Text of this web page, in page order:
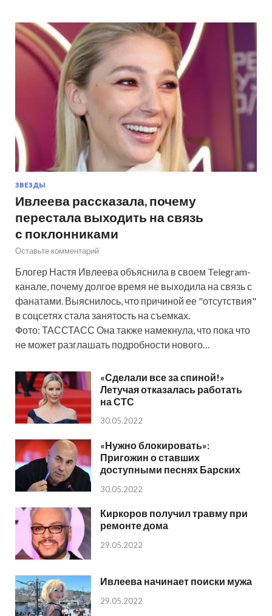
ЗВЕЗДЫ
Ивлеева рассказала, почему
перестала выходить на связь
с поклонниками
Оставьте комментарий
Блогер Настя Ивлеева объяснила в своем Telegram-
канале, почему долгое время не выходила на связь с
фанатами. Выяснилось, что причиной ее "отсутствия"
в соцсетях стала занятость на съемках.
Фото: ТАССТАСС Она также намекнула, что пока что
не может разглашать подробности нового…
«Сделали все за спиной!»
Летучая отказалась работать
на СТС
30.05.2022
«Нужно блокировать»:
Пригожин о ставших
доступными песнях Барских
30.05.2022
Киркоров получил травму при
ремонте дома
29.05.2022
Ивлеева начинает поиски мужа
29.05.2022